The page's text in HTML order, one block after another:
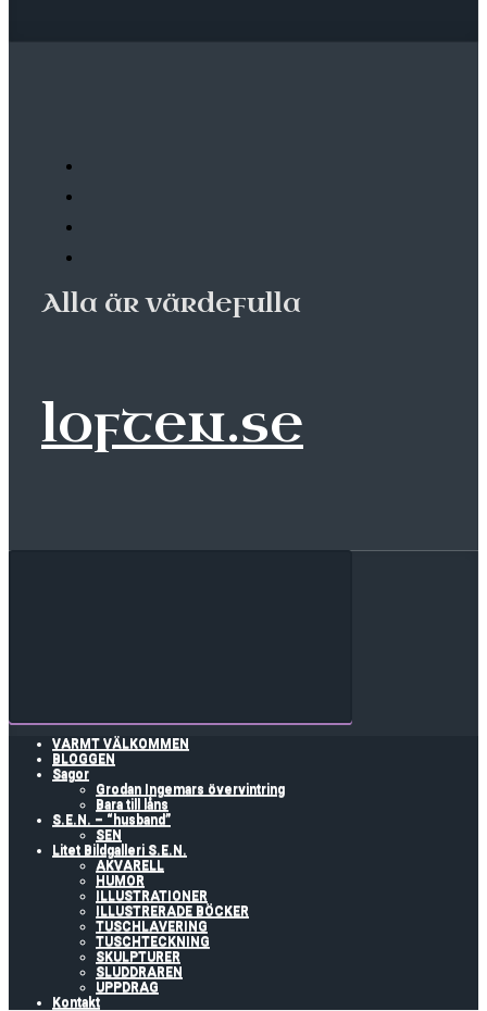
Alla är värdefulla
loften.se
VARMT VÄLKOMMEN
BLOGGEN
Sagor
Grodan Ingemars övervintring
Bara till låns
S.E.N. – “husband”
SEN
Litet Bildgalleri S.E.N.
AKVARELL
HUMOR
ILLUSTRATIONER
ILLUSTRERADE BÖCKER
TUSCHLAVERING
TUSCHTECKNING
SKULPTURER
SLUDDRAREN
UPPDRAG
Kontakt